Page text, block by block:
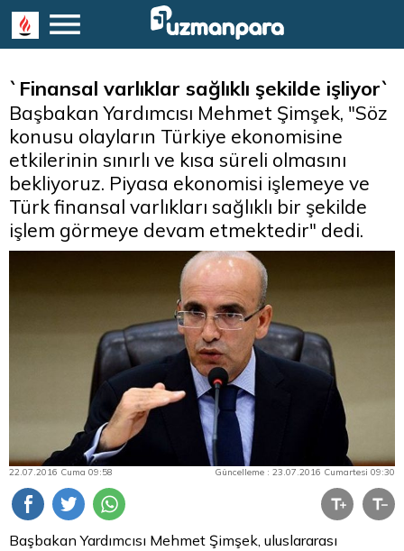
`Finansal varlıklar sağlıklı şekilde işliyor`
Başbakan Yardımcısı Mehmet Şimşek, "Söz
konusu olayların Türkiye ekonomisine
etkilerinin sınırlı ve kısa süreli olmasını
bekliyoruz. Piyasa ekonomisi işlemeye ve
Türk finansal varlıkları sağlıklı bir şekilde
işlem görmeye devam etmektedir" dedi.
22.07.2016 Cuma 09:58 Güncelleme : 23.07.2016 Cumartesi 09:30
Başbakan Yardımcısı Mehmet Şimşek, uluslararası